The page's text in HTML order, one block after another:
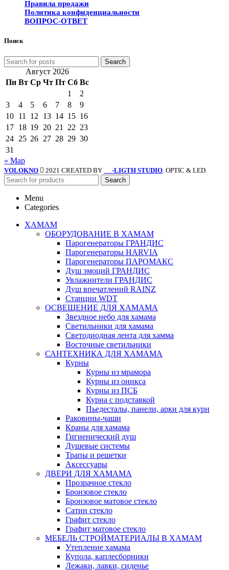
Правила продажи
Политика конфиденциальности
ВОПРОС-ОТВЕТ
Поиск
Search
Август 2026
Пн Вт Ср Чт Пт Сб Вс
1
2
3
4 5 6 7 8
9
10 11 12 13 14 15 16
17 18 19 20 21 22 23
24 25 26 27 28 29 30
31
« Мар
VOLOKNO 2021 CREATED BY -LIGTH STUDIO. OPTIC & LED.
Search
Menu
Categories
ХАМАМ
ОБОРУДОВАНИЕ В ХАМАМ
Парогенераторы ГРАНДИС
Парогенераторы HARVIA
Парогенераторы ПАРОМАКС
Душ эмоций ГРАНДИС
Увлажнители ГРАНДИС
Душ впечатлений RAINZ
Станции WDT
ОСВЕЩЕНИЕ ДЛЯ ХАМАМА
Звездное небо для хамама
Светильники для хамама
Светодиодная лента для хамма
Восточные светильники
САНТЕХНИКА ДЛЯ ХАМАМА
Курны
Курны из мрамора
Курны из оникса
Курны из ПСБ
Курна с подставкой
Пьедесталы, панели, арки для курн
Раковины-чаши
Краны для хамама
Гигиенический душ
Душевые системы
Трапы и решетки
Аксессуары
ДВЕРИ ДЛЯ ХАМАМА
Прозрачное стекло
Бронзовое стекло
Бронзовое матовое стекло
Сатин стекло
Графит стекло
Графит матовое стекло
МЕБЕЛЬ СТРОЙМАТЕРИАЛЫ В ХАМАМ
Утепление хамама
Купола, каплесборники
Лежаки, лавки, сиденье